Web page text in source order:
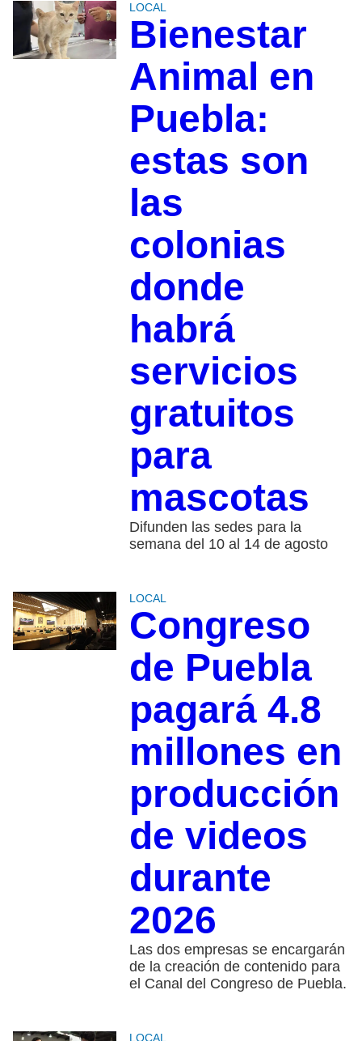
LOCAL
Bienestar
Animal en
Puebla:
estas son
las
colonias
donde
habrá
servicios
gratuitos
para
mascotas
Difunden las sedes para la
semana del 10 al 14 de agosto
LOCAL
Congreso
de Puebla
pagará 4.8
millones en
producción
de videos
durante
2026
Las dos empresas se encargarán
de la creación de contenido para
el Canal del Congreso de Puebla.
LOCAL